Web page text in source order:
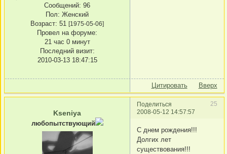
Сообщений: 96
Пол: Женский
Возраст: 51 [1975-05-06]
Провел на форуме:
21 час 0 минут
Последний визит:
2010-03-13 18:47:15
Цитировать Вверх
Поделиться
25
2008-05-12 14:57:57
Kseniya
любопытствующий
С днем рождения!!!
Долгих лет
существования!!!